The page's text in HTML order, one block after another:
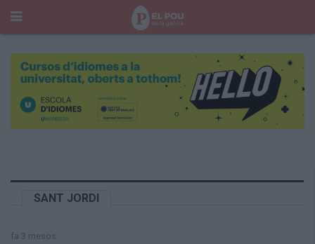
Cerca
Temes del Pou
Taula Rodona
Opinió
SANT JORDI
fa 3 mesos